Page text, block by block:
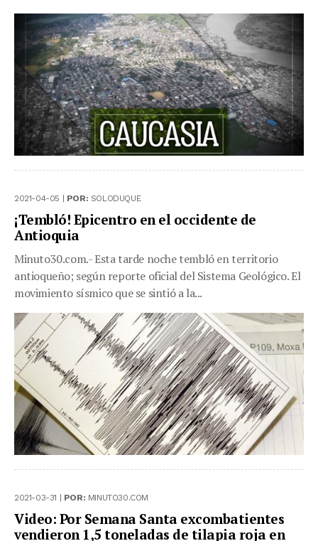
2021-04-05 | POR: SOLODUQUE
¡Tembló! Epicentro en el occidente de
Antioquia
Minuto30.com.- Esta tarde noche tembló en territorio
antioqueño; según reporte oficial del Sistema Geológico. El
movimiento sísmico que se sintió a la...
2021-03-31 | POR: MINUTO30.COM
Video: Por Semana Santa excombatientes
vendieron 1,5 toneladas de tilapia roja en